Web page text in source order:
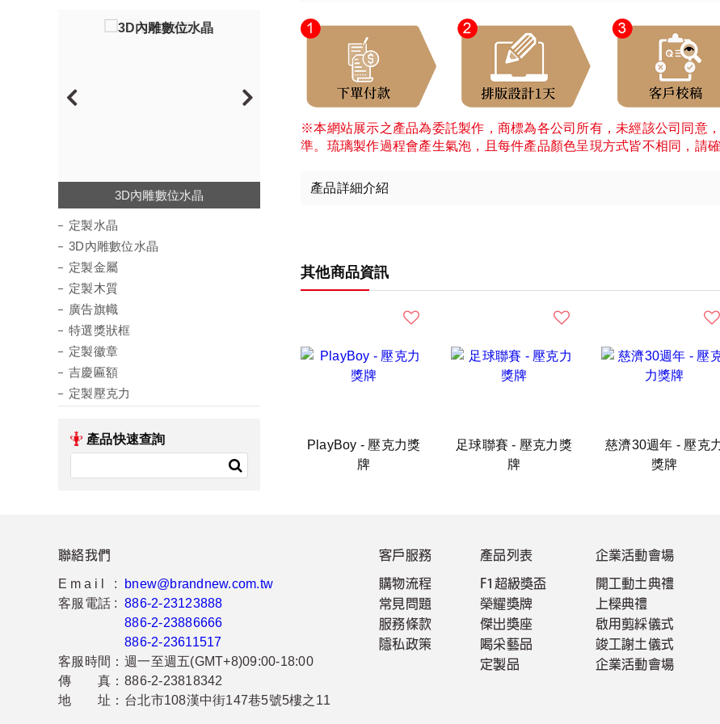
定製水晶
3D內雕數位水晶
吉慶匾額
定製壓克力
定製水晶
3D內雕數位水晶
定製金屬
定製木質
廣告旗幟
特選獎狀框
定製徽章
吉慶匾額
定製壓克力
產品快速查詢
※本網站展示之產品為委託製作，商標為各公司所有，未經該公司同意
準。琉璃製作過程會產生氣泡，且每件產品顏色呈現方式皆不相同，請
產品詳細介紹
其他商品資訊
PlayBoy - 壓克力獎
牌
足球聯賽 - 壓克力獎
牌
慈濟30週年 - 壓克
獎牌
聯絡我們
Email :
bnew@brandnew.com.tw
客服電話 : 886-2-23123888
886-2-23886666
886-2-23611517
客服時間： 週一至週五(GMT+8)09:00-18:00
傳 真： 886-2-23818342
地 址： 台北市108漢中街147巷5號5樓之11
客戶服務
購物流程
常見問題
服務條款
隱私政策
產品列表
F1超級獎盃
榮耀獎牌
傑出獎座
喝采藝品
定製品
企業活動會場
開工動土典禮
上樑典禮
啟用剪綵儀式
竣工謝土儀式
企業活動會場